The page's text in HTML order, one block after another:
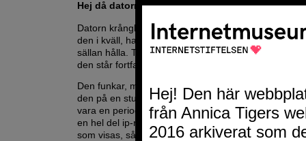
Hej då datorn....igen
Datorn krånglar igen. Jag törs knappt använda den.
den i kväll, har de sagt i alla fall - men det där med
sällan hålla. Tur att jag inte packat ner den gamla
den står fortfarande kvar på mitt lilla köksbord.
Den funkar, men låter som en skördetröska och jag
den på en stund i taget. Tur är väl det att den funkar
vara en period av mycket referrerspam just nu. Jag
en hel del ip-nummer och bett webhotellet att
som visas, så att om någon blir blockerad av